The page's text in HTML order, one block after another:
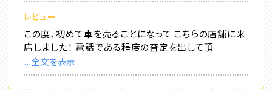
レビュー
この度、初めて車を売ることになって こちらの店舗に来
店しました！ 電話である程度の査定を出して頂
...全文を表示